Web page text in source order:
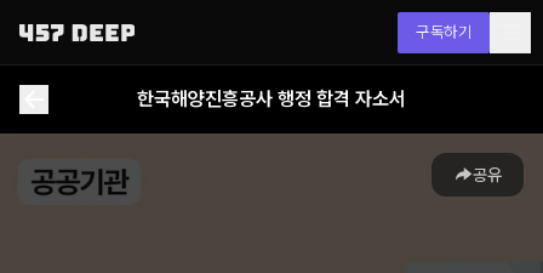
구독하기
한국해양진흥공사 행정 합격 자소서
공유